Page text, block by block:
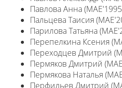
Павлова Анна
Пальцева Таисия
Парилова Татьяна
Перепелкина Ксения
Переходцев Дмитрий
Пермяков Дмитрий
Пермякова Наталья
Перфильев Дмитрий